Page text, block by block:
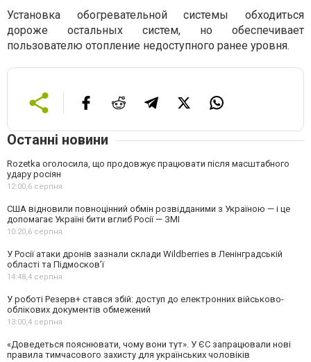
Установка обогревательной системы обходиться
дороже остальных систем, но обеспечивает
пользователю отопление недоступного ранее уровня.
Останні новини
Rozetka оголосила, що продовжує працювати після масштабного
удару росіян
12:00,6 серпня
США відновили повноцінний обмін розвідданими з Україною — і це
допомагає Україні бити вглиб Росії — ЗМІ
10:20,6 серпня
У Росії атаки дронів зазнали склади Wildberries в Ленінградській
області та Підмосков’ї
14:48,4 серпня
У роботі Резерв+ стався збій: доступ до електронних військово-
облікових документів обмежений
13:00,4 серпня
«Доведеться пояснювати, чому вони тут». У ЄС запрацювали нові
правила тимчасового захисту для українських чоловіків